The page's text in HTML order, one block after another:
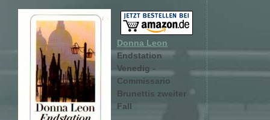
Donna Leon
Endstation
Venedig -
Commissario
Brunettis zweiter
Fall